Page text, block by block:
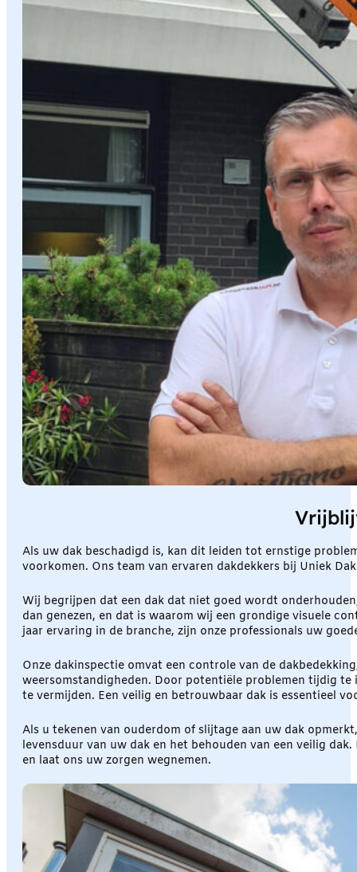
Als uw dak beschadigd is, kan dit leiden tot ernstige
voorkomen. Ons team van ervaren dakdekkers bij Uniek
Wij begrijpen dat een dak dat niet goed wordt
dan genezen, en dat is waarom wij een grondige visuele
jaar ervaring in de branche, zijn onze professionals uw
Onze dakinspectie omvat een controle van de
weersomstandigheden. Door potentiële problemen tijdig
te vermijden. Een veilig en betrouwbaar dak is essentieel
Als u tekenen van ouderdom of slijtage aan uw dak
levensduur van uw dak en het behouden van een veilig
en laat ons uw zorgen wegnemen.